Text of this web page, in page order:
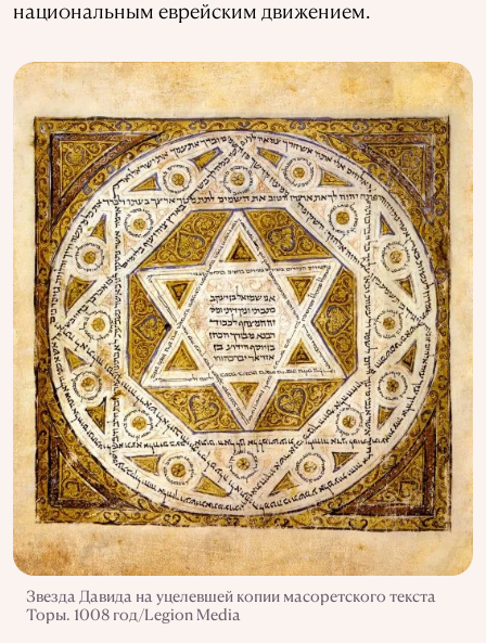
национальным еврейским движением.
Звезда Давида на уцелевшей копии масоретского текста
Торы. 1008 год/Legion Media